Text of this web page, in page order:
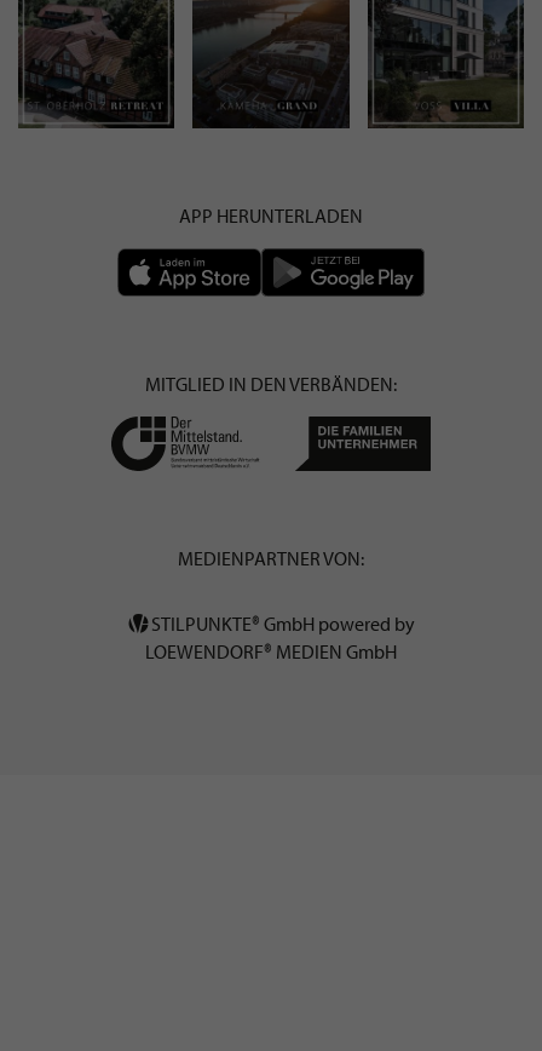
APP HERUNTERLADEN
MITGLIED IN DEN VERBÄNDEN:
MEDIENPARTNER VON:
STILPUNKTE® GmbH powered by
LOEWENDORF® MEDIEN GmbH